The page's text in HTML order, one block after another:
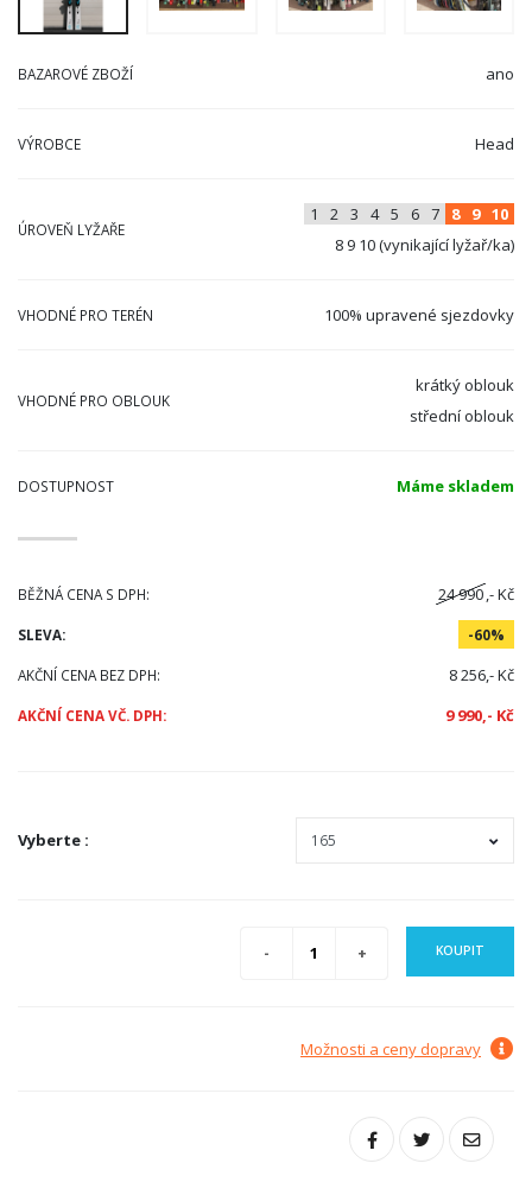
BAZAROVÉ ZBOŽÍ ano
VÝROBCE Head
ÚROVEŇ LYŽAŘE
1 2 3 4 5 6 7 8 9 10
8 9 10 (vynikající lyžař/ka)
VHODNÉ PRO TERÉN 100% upravené sjezdovky
VHODNÉ PRO OBLOUK
krátký oblouk
střední oblouk
DOSTUPNOST Máme skladem
BĚŽNÁ CENA S DPH: 24 990,- Kč
SLEVA: -60%
AKČNÍ CENA BEZ DPH: 8 256,- Kč
AKČNÍ CENA VČ. DPH: 9 990,- Kč
Vyberte :
KOUPIT
Možnosti a ceny dopravy